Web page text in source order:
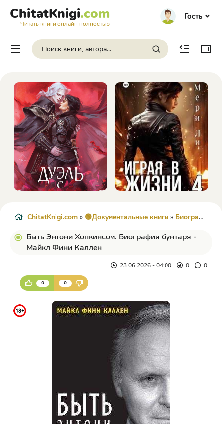
ChitatKnigi.com
Читать книги онлайн полностью
Гость
ChitatKnigi.com » 🟢Документальные книги » Биографии и Мемуары
Быть Энтони Хопкинсом. Биография бунтаря -
Майкл Фини Каллен
23.06.2026 - 04:00 0 0
0 0